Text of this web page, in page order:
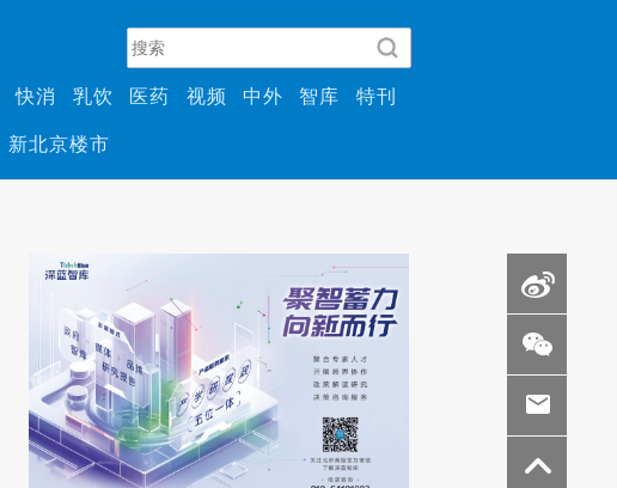
快消 乳饮 医药 视频 中外 智库 特刊
新北京楼市